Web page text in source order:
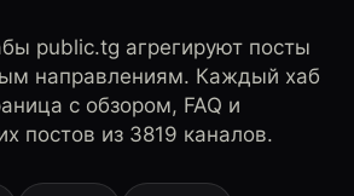
public.tg агрегируют посты
направлениям. Каждый хаб
с обзором, FAQ и
постов из 3819 каналов.